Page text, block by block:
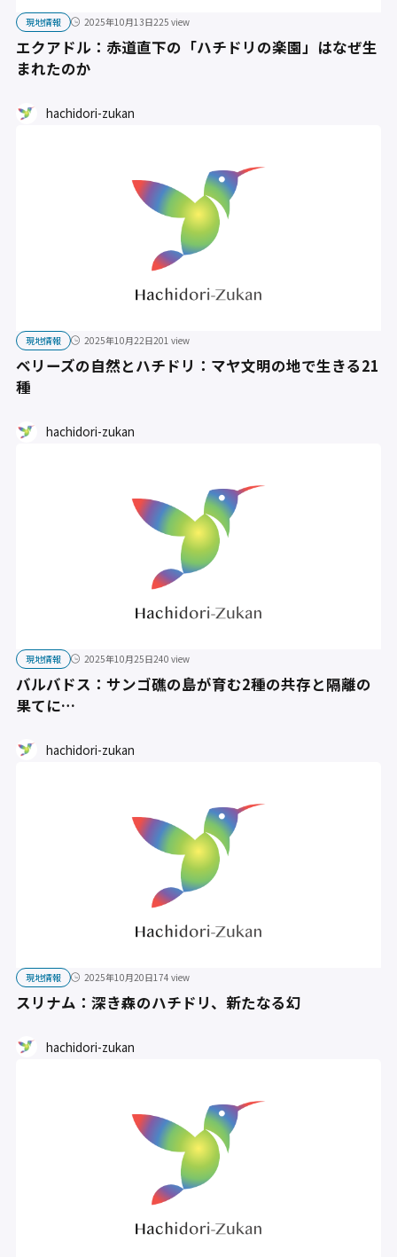
現地情報 2025年10月13日225 view
エクアドル：赤道直下の「ハチドリの楽園」はなぜ生
まれたのか
hachidori-zukan
現地情報 2025年10月22日201 view
ベリーズの自然とハチドリ：マヤ文明の地で生きる21
種
hachidori-zukan
現地情報 2025年10月25日240 view
バルバドス：サンゴ礁の島が育む2種の共存と隔離の
果てに…
hachidori-zukan
現地情報 2025年10月20日174 view
スリナム：深き森のハチドリ、新たなる幻
hachidori-zukan